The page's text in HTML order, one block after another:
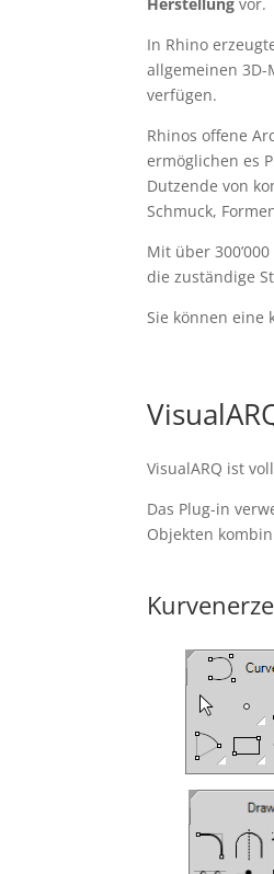
In Rhino
allgemeinen
verfügen.
Rhinos offene
ermöglichen es
Dutzende von
Schmuck,
Mit über
die zuständige
Sie können eine
VisualARQ ist
Das Plug-in
Objekten